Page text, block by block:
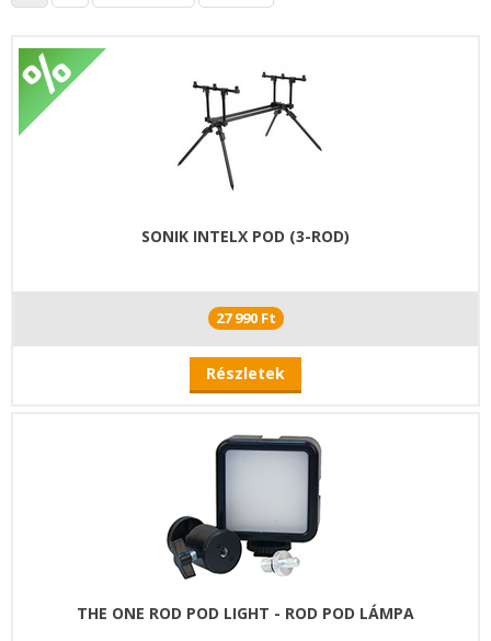
SONIK INTELX POD (3-ROD)
27 990 Ft
Részletek
THE ONE ROD POD LIGHT - ROD POD LÁMPA